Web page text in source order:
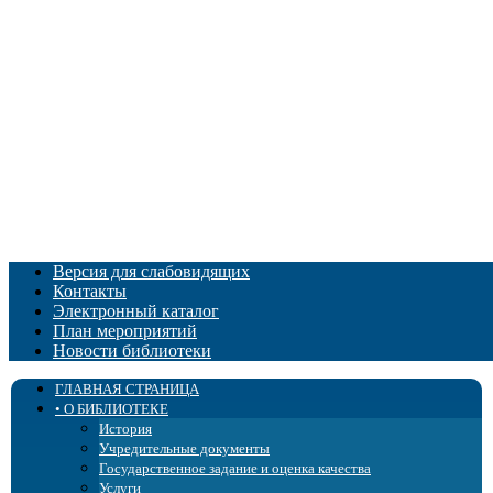
Версия для слабовидящих
Контакты
Электронный каталог
План мероприятий
Новости библиотеки
ГЛАВНАЯ СТРАНИЦА
• О БИБЛИОТЕКЕ
История
Учредительные документы
Государственное задание и оценка качества
Услуги